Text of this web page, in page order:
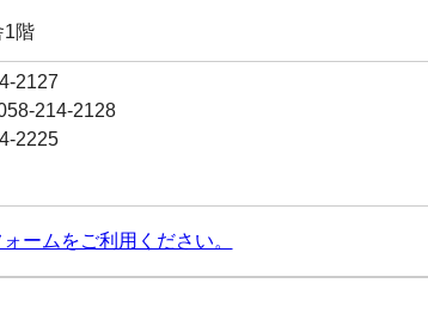
階
2127
214-2128
2225
ームをご利用ください。